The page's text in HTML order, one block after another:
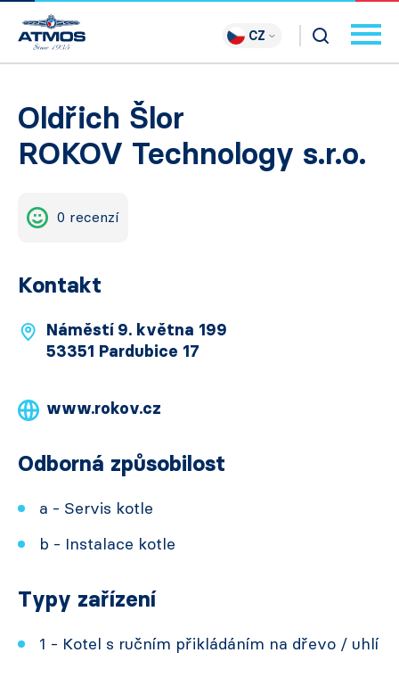
CZ
Oldřich Šlor
ROKOV Technology s.r.o.
0 recenzí
Kontakt
Náměstí 9. května 199
53351 Pardubice 17
www.rokov.cz
Odborná způsobilost
a - Servis kotle
b - Instalace kotle
Typy zařízení
1 - Kotel s ručním přikládáním na dřevo / uhlí